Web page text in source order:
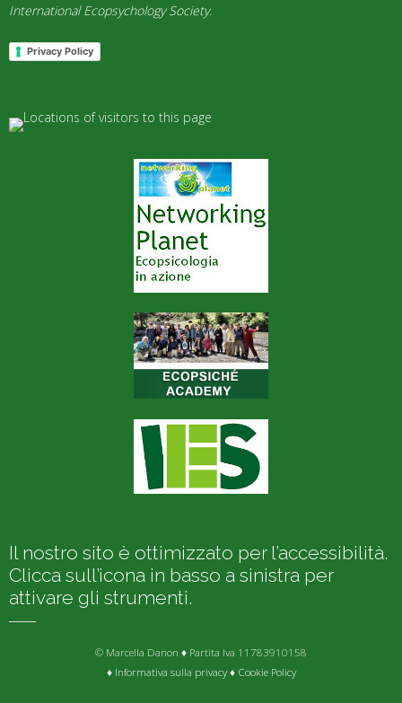
International Ecopsychology Society.
Privacy Policy
Il nostro sito è ottimizzato per l’accessibilità.
Clicca sull’icona in basso a sinistra per
attivare gli strumenti.
© Marcella Danon ♦ Partita Iva 11783910158
♦ Informativa sulla privacy♦ Cookie Policy